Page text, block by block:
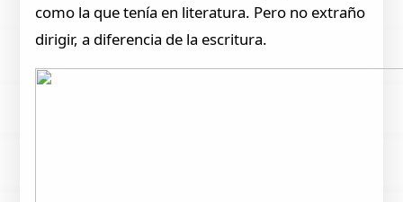
como la que tenía en literatura. Pero no extraño
dirigir, a diferencia de la escritura.